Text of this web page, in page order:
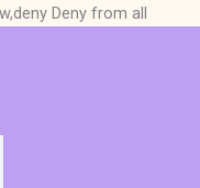
Deny from all